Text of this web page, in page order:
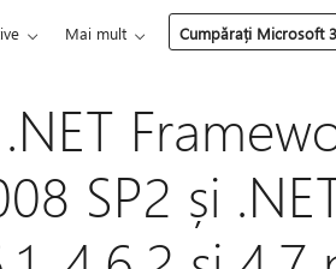
Mai mult Cumpărați Microsoft
SP2 și